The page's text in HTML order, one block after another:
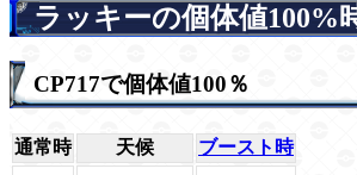
ラッキーの個体値100%
CP717で個体値100％
通常時 天候 ブースト時